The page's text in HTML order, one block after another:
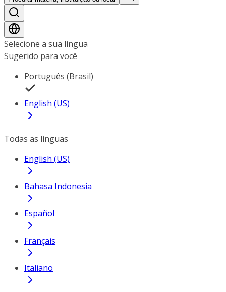
Selecione a sua língua
Sugerido para você
Português (Brasil)
English (US)
Todas as línguas
English (US)
Bahasa Indonesia
Español
Français
Italiano